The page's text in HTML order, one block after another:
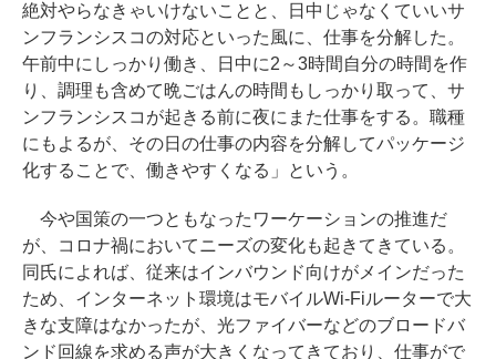
絶対やらなきゃいけないことと、日中じゃなくていいサ
ンフランシスコの対応といった風に、仕事を分解した。
午前中にしっかり働き、日中に2～3時間自分の時間を作
り、調理も含めて晩ごはんの時間もしっかり取って、サ
ンフランシスコが起きる前に夜にまた仕事をする。職種
にもよるが、その日の仕事の内容を分解してパッケージ
化することで、働きやすくなる」という。
今や国策の一つともなったワーケーションの推進だ
が、コロナ禍においてニーズの変化も起きてきている。
同氏によれば、従来はインバウンド向けがメインだった
ため、インターネット環境はモバイルWi-Fiルーターで大
きな支障はなかったが、光ファイバーなどのブロードバ
ンド回線を求める声が大きくなってきており、仕事がで